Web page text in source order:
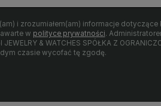
i zrozumiałem(am) informacje
w polityce prywatności.
& WATCHES SPÓŁKA Z
czasie wycofać tę zgodę.